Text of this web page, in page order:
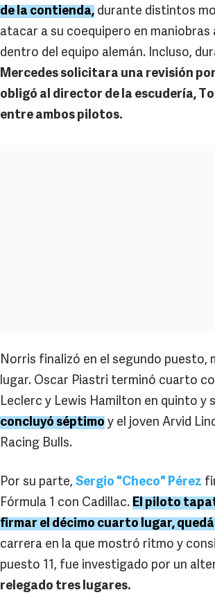
de la contienda, durante distintos
atacar a su coequipero en
dentro del equipo alemán. Incluso,
Mercedes solicitara una revisión
obligó al director de la escudería,
entre ambos pilotos.
Norris finalizó en el segundo
lugar. Oscar Piastri terminó cuarto
Leclerc y Lewis Hamilton en quinto y
concluyó séptimo y el joven Arvid
Racing Bulls.
Por su parte, Sergio "Checo" Pérez
Fórmula 1 con Cadillac. El piloto
firmar el décimo cuarto lugar,
carrera en la que mostró ritmo y
puesto 11, fue investigado por un
relegado tres lugares.